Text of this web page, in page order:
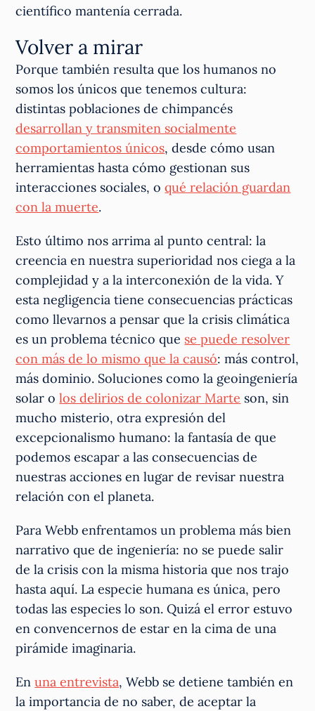
científico mantenía cerrada.
Volver a mirar
Porque también resulta que los humanos no
somos los únicos que tenemos cultura:
distintas poblaciones de chimpancés
desarrollan y transmiten socialmente
comportamientos únicos, desde cómo usan
herramientas hasta cómo gestionan sus
interacciones sociales, oqué relación guardan
con la muerte.
Esto último nos arrima al punto central: la
creencia en nuestra superioridad nos ciega a la
complejidad y a la interconexión de la vida. Y
esta negligencia tiene consecuencias prácticas
como llevarnos a pensar que la crisis climática
es un problema técnico que se puede resolver
con más de lo mismo que la causó: más control,
más dominio. Soluciones como la geoingeniería
solar olos delirios de colonizar Marte son, sin
mucho misterio, otra expresión del
excepcionalismo humano: la fantasía de que
podemos escapar a las consecuencias de
nuestras acciones en lugar de revisar nuestra
relación con el planeta.
Para Webb enfrentamos un problema más bien
narrativo que de ingeniería: no se puede salir
de la crisis con la misma historia que nos trajo
hasta aquí. La especie humana es única, pero
todas las especies lo son. Quizá el error estuvo
en convencernos de estar en la cima de una
pirámide imaginaria.
Enuna entrevista, Webb se detiene también en
la importancia de no saber, de aceptar la